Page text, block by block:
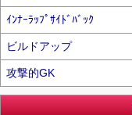
ｲﾝﾅｰﾗｯﾌﾟｻｲﾄﾞﾊﾞｯｸ
ビルドアップ
攻撃的GK